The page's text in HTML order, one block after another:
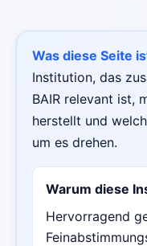
Was diese Seite
Institution, das
BAIR relevant ist,
herstellt und
um es drehen.
Warum diese
Hervorragend